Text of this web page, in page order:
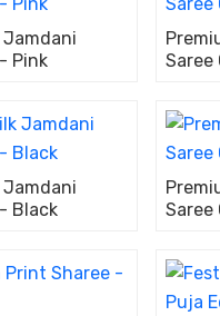
Jamdani
Pink
Saree
Jamdani
Black
Saree